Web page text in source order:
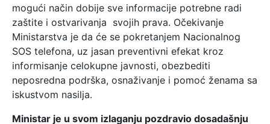
mogući način dobije sve informacije potrebne radi
zaštite i ostvarivanja svojih prava. Očekivanje
Ministarstva je da će se pokretanjem Nacionalnog
SOS telefona, uz jasan preventivni efekat kroz
informisanje celokupne javnosti, obezbediti
neposredna podrška, osnaživanje i pomoć ženama sa
iskustvom nasilja.
Ministar je u svom izlaganju pozdravio dosadašnju